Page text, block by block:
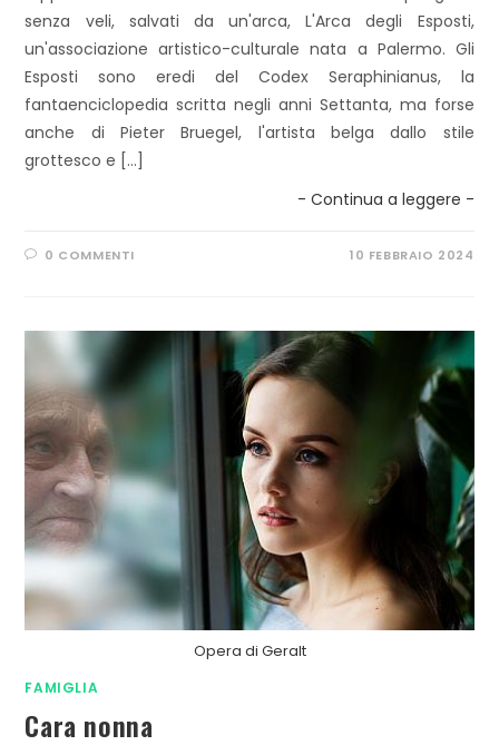
senza veli, salvati da un'arca, L'Arca degli Esposti,
un'associazione artistico-culturale nata a Palermo. Gli
Esposti sono eredi del Codex Seraphinianus, la
fantaenciclopedia scritta negli anni Settanta, ma forse
anche di Pieter Bruegel, l'artista belga dallo stile
grottesco e […]
- Continua a leggere -
0 COMMENTI 10 FEBBRAIO 2024
Opera di Geralt
FAMIGLIA
Cara nonna